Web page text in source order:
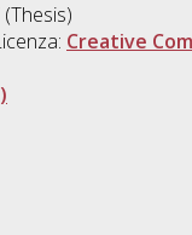
Creative